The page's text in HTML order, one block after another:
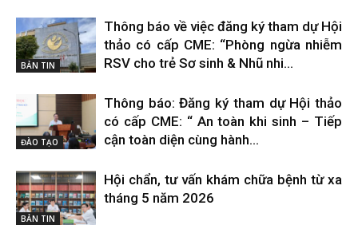
BẢN TIN
Thông báo về việc đăng ký tham dự Hội
thảo có cấp CME: “Phòng ngừa nhiễm
RSV cho trẻ Sơ sinh & Nhũ nhi...
ĐÀO TẠO
Thông báo: Đăng ký tham dự Hội thảo
có cấp CME: “ An toàn khi sinh – Tiếp
cận toàn diện cùng hành...
BẢN TIN
Hội chẩn, tư vấn khám chữa bệnh từ xa
tháng 5 năm 2026